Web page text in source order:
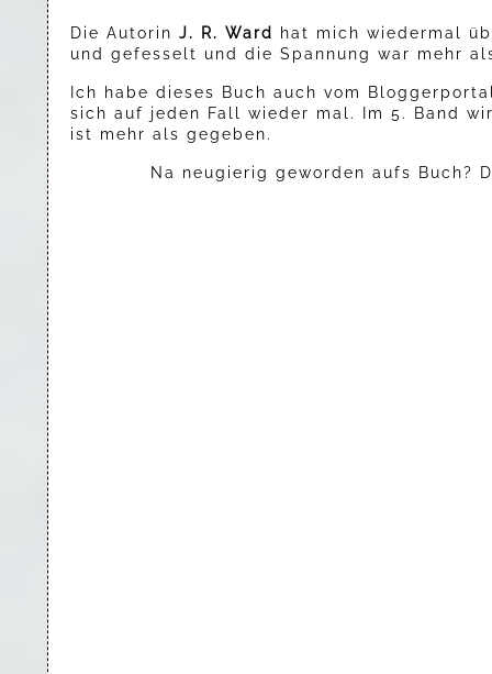
Die Autorin J. R. Ward
hat mich wiedermal
und gefesselt und die Spannung war mehr
Ich habe dieses Buch auch vom
sich auf jeden Fall wieder mal. Im 5. Band
ist mehr als gegeben.
Na neugierig geworden aufs Buch?